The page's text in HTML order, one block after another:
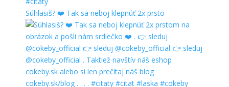
Súhlasiš? ❤️ Tak sa neboj klepnúť 2x prsto